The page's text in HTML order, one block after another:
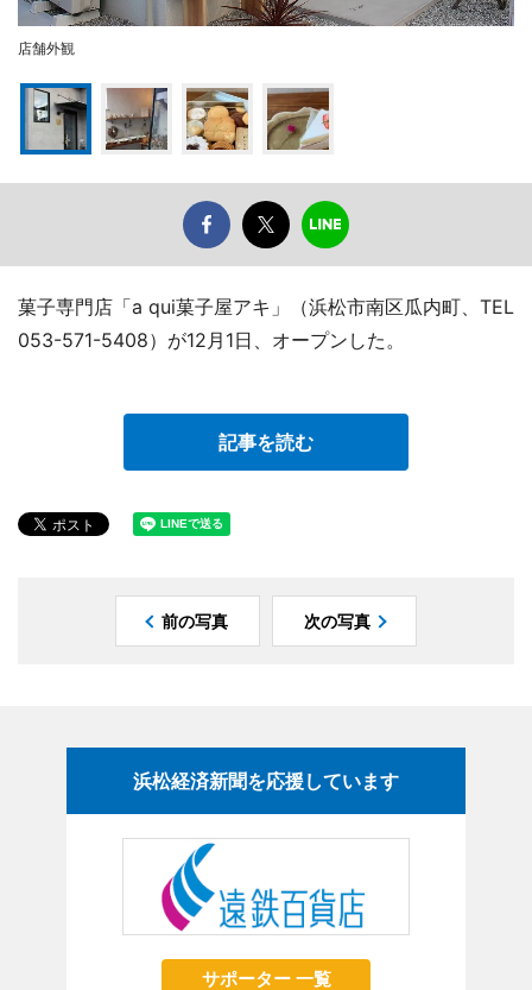
店舗外観
菓子専門店「a qui菓子屋アキ」（浜松市南区瓜内町、TEL
053-571-5408）が12月1日、オープンした。
記事を読む
前の写真 次の写真
浜松経済新聞を応援しています
サポーター 一覧